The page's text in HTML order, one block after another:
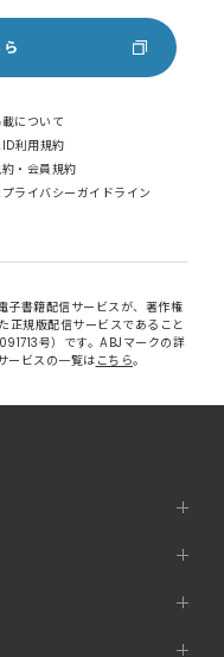
について
利用規約
・会員規約
ライバシーガイドライン
子書籍配信サービスが、著作権
正規版配信サービスであること
号）です。ABJマークの詳
ービスの一覧は こちら。